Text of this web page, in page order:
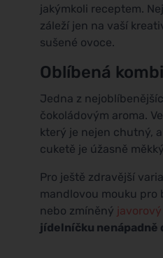
jakýmkoli receptem.
záleží jen na vaší
sušené ovoce.
Oblíbená
Jedna z
čokoládovým aroma.
který je nejen chutný,
cuketě je úžasně
Pro ještě zdravější
mandlovou mouku pro
nebo zmíněný
jídelníčku nenápadně